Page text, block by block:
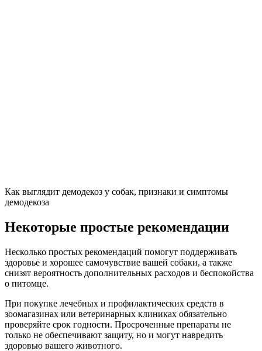
Как выглядит демодекоз у собак, признаки и симптомы
демодекоза
Некоторые простые рекомендации
Несколько простых рекомендаций помогут поддерживать
здоровье и хорошее самочувствие вашей собаки, а также
снизят вероятность дополнительных расходов и беспокойства
о питомце.
При покупке лечебных и профилактических средств в
зоомагазинах или ветеринарных клиниках обязательно
проверяйте срок годности. Просроченные препараты не
только не обеспечивают защиту, но и могут навредить
здоровью вашего животного.